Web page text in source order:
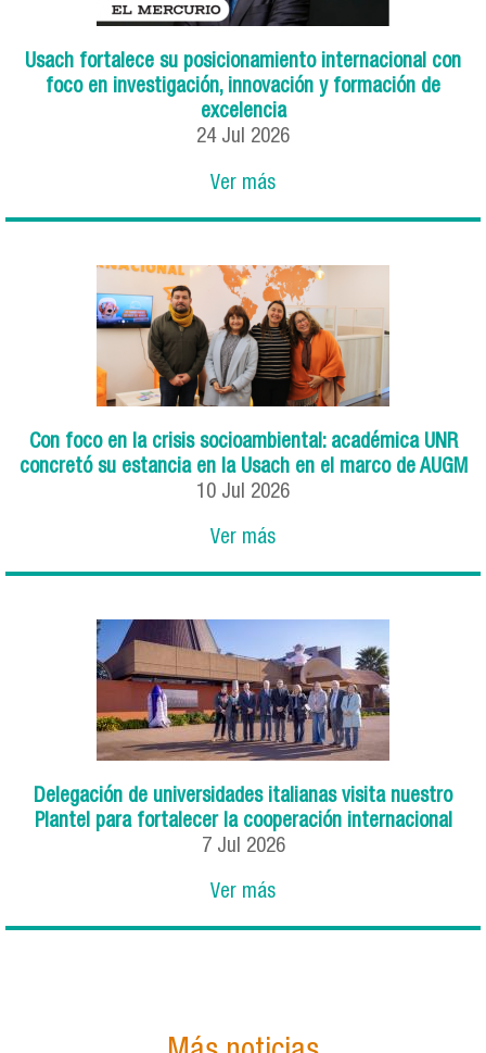
Usach fortalece su posicionamiento internacional con
foco en investigación, innovación y formación de
excelencia
24 Jul 2026
Ver más
Con foco en la crisis socioambiental: académica UNR
concretó su estancia en la Usach en el marco de AUGM
10 Jul 2026
Ver más
Delegación de universidades italianas visita nuestro
Plantel para fortalecer la cooperación internacional
7 Jul 2026
Ver más